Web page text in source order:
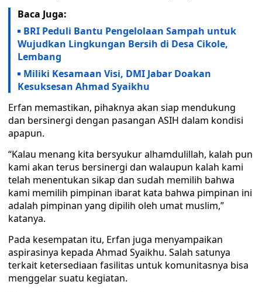
Baca Juga:
BRI Peduli Bantu Pengelolaan Sampah untuk
Wujudkan Lingkungan Bersih di Desa Cikole,
Lembang
Miliki Kesamaan Visi, DMI Jabar Doakan
Kesuksesan Ahmad Syaikhu
Erfan memastikan, pihaknya akan siap mendukung
dan bersinergi dengan pasangan ASIH dalam kondisi
apapun.
“Kalau menang kita bersyukur alhamdulillah, kalah pun
kami akan terus bersinergi dan walaupun kalah kami
telah menentukan sikap dan sudah memilih bahwa
kami memilih pimpinan ibarat kata bahwa pimpinan ini
adalah pimpinan yang dipilih oleh umat muslim,”
katanya.
Pada kesempatan itu, Erfan juga menyampaikan
aspirasinya kepada Ahmad Syaikhu. Salah satunya
terkait ketersediaan fasilitas untuk komunitasnya bisa
menggelar suatu kegiatan.